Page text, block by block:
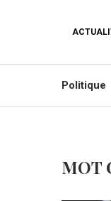
Politique
MOT